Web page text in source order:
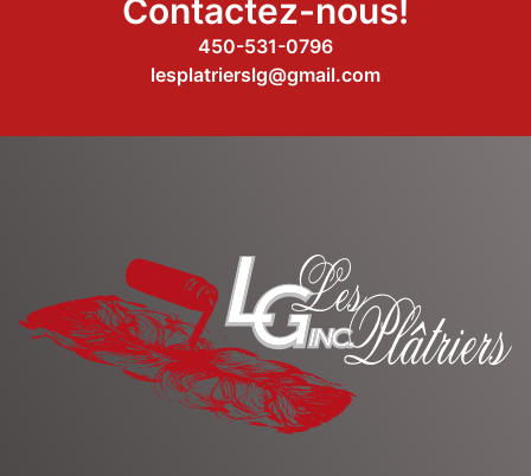
Contactez-nous!
450-531-0796
lesplatrierslg@gmail.com